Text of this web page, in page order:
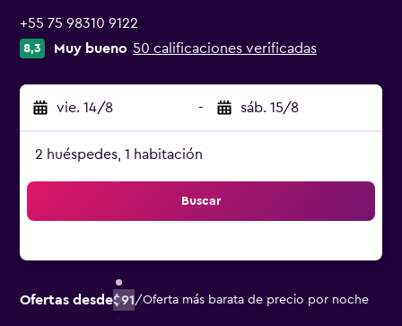
+55 75 98310 9122
8,3 Muy bueno 50 calificaciones verificadas
vie. 14/8 - sáb. 15/8
2 huéspedes, 1 habitación
Buscar
Ofertas desde$91/Oferta más barata de precio por noche